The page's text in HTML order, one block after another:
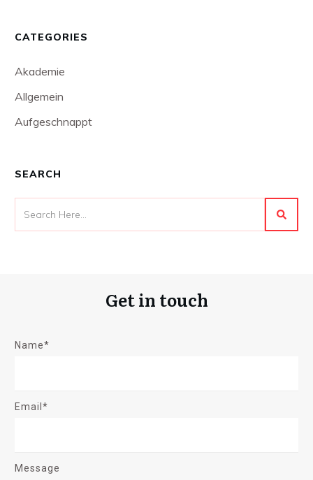
CATEGORIES
Akademie
Allgemein
Aufgeschnappt
SEARCH
Get in touch
Name*
Email*
Message